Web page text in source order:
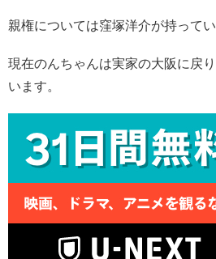
親権については窪塚洋介が持って
現在のんちゃんは実家の大阪に戻
います。